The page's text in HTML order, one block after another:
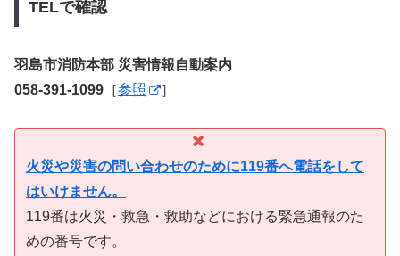
TELで確認
羽島市消防本部 災害情報自動案内
058-391-1099 ［参照 ］
火災や災害の問い合わせのために119番へ電話をして
はいけません。
119番は火災・救急・救助などにおける緊急通報のた
めの番号です。